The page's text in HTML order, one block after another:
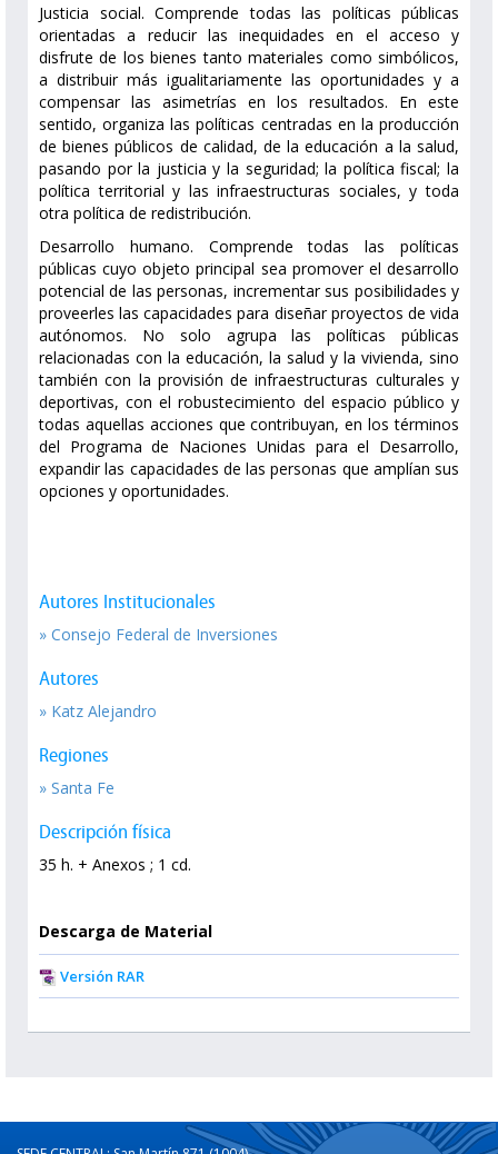
Justicia social. Comprende todas las políticas públicas
orientadas a reducir las inequidades en el acceso y
disfrute de los bienes tanto materiales como simbólicos,
a distribuir más igualitariamente las oportunidades y a
compensar las asimetrías en los resultados. En este
sentido, organiza las políticas centradas en la producción
de bienes públicos de calidad, de la educación a la salud,
pasando por la justicia y la seguridad; la política fiscal; la
política territorial y las infraestructuras sociales, y toda
otra política de redistribución.
Desarrollo humano. Comprende todas las políticas
públicas cuyo objeto principal sea promover el desarrollo
potencial de las personas, incrementar sus posibilidades y
proveerles las capacidades para diseñar proyectos de vida
autónomos. No solo agrupa las políticas públicas
relacionadas con la educación, la salud y la vivienda, sino
también con la provisión de infraestructuras culturales y
deportivas, con el robustecimiento del espacio público y
todas aquellas acciones que contribuyan, en los términos
del Programa de Naciones Unidas para el Desarrollo,
expandir las capacidades de las personas que amplían sus
opciones y oportunidades.
Autores Institucionales
» Consejo Federal de Inversiones
Autores
» Katz Alejandro
Regiones
» Santa Fe
Descripción física
35 h. + Anexos ; 1 cd.
Descarga de Material
Versión RAR